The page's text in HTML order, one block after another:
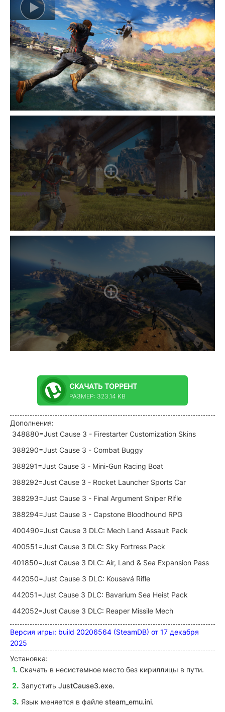
СКАЧАТЬ ТОРРЕНТ
РАЗМЕР: 323.14 KB
Дополнения:
348880=Just Cause 3 - Firestarter Customization Skins
388290=Just Cause 3 - Combat Buggy
388291=Just Cause 3 - Mini-Gun Racing Boat
388292=Just Cause 3 - Rocket Launcher Sports Car
388293=Just Cause 3 - Final Argument Sniper Rifle
388294=Just Cause 3 - Capstone Bloodhound RPG
400490=Just Cause 3 DLC: Mech Land Assault Pack
400551=Just Cause 3 DLC: Sky Fortress Pack
401850=Just Cause 3 DLC: Air, Land & Sea Expansion Pass
442050=Just Cause 3 DLC: Kousavá Rifle
442051=Just Cause 3 DLC: Bavarium Sea Heist Pack
442052=Just Cause 3 DLC: Reaper Missile Mech
Версия игры: build 20206564 (SteamDB) от 17 декабря
2025
Установка:
Скачать в несистемное место без кириллицы в пути.
Запустить JustCause3.exe.
Язык меняется в файле steam_emu.ini.